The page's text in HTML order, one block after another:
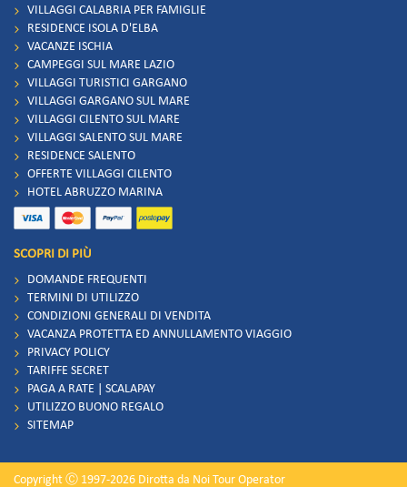
VILLAGGI CALABRIA PER FAMIGLIE
RESIDENCE ISOLA D'ELBA
VACANZE ISCHIA
CAMPEGGI SUL MARE LAZIO
VILLAGGI TURISTICI GARGANO
VILLAGGI GARGANO SUL MARE
VILLAGGI CILENTO SUL MARE
VILLAGGI SALENTO SUL MARE
RESIDENCE SALENTO
OFFERTE VILLAGGI CILENTO
HOTEL ABRUZZO MARINA
SCOPRI DI PIÙ
DOMANDE FREQUENTI
TERMINI DI UTILIZZO
CONDIZIONI GENERALI DI VENDITA
VACANZA PROTETTA ED ANNULLAMENTO VIAGGIO
PRIVACY POLICY
TARIFFE SECRET
PAGA A RATE | SCALAPAY
UTILIZZO BUONO REGALO
SITEMAP
Copyright Ⓒ 1997-2026 Dirotta da Noi Tour Operator